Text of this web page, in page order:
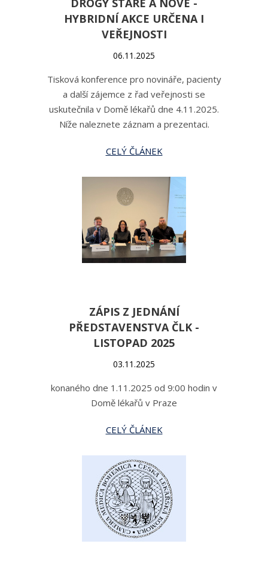
DROGY STARÉ A NOVÉ -
HYBRIDNÍ AKCE URČENA I
VEŘEJNOSTI
06.11.2025
Tisková konference pro novináře, pacienty
a další zájemce z řad veřejnosti se
uskutečnila v Domě lékařů dne 4.11.2025.
Níže naleznete záznam a prezentaci.
CELÝ ČLÁNEK
ZÁPIS Z JEDNÁNÍ
PŘEDSTAVENSTVA ČLK -
LISTOPAD 2025
03.11.2025
konaného dne 1.11.2025 od 9:00 hodin v
Domě lékařů v Praze
CELÝ ČLÁNEK